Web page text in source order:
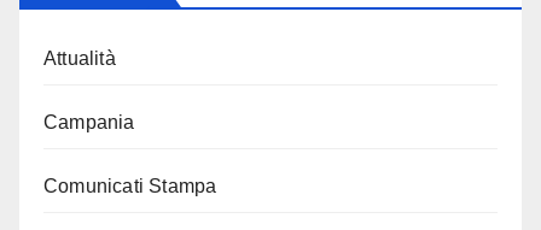
Attualità
Campania
Comunicati Stampa